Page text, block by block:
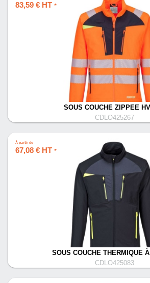
83,59 € HT *
SOUS COUCHE ZIPPEE
CDLO425267
À partir de
67,08 € HT *
SOUS COUCHE THERMIQUE
CDLO425083